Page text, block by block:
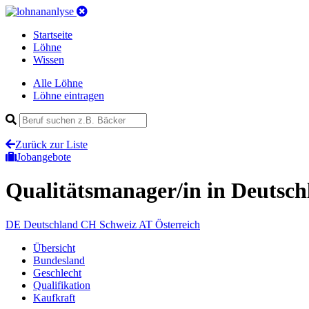
Startseite
Löhne
Wissen
Alle Löhne
Löhne eintragen
Zurück zur Liste
Jobangebote
Qualitätsmanager/in in
DE Deutschland CH Schweiz AT Österreich
Übersicht
Bundesland
Geschlecht
Qualifikation
Kaufkraft